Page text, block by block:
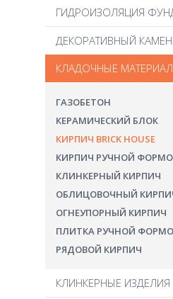
ГИДРОИЗОЛЯЦИЯ
ДЕКОРАТИВНЫЙ
КЛАДОЧНЫЕ
ГАЗОБЕТОН
КЕРАМИЧЕСКИЙ БЛОК
КИРПИЧ BRICK HOUSE
КИРПИЧ РУЧНОЙ
КЛИНКЕРНЫЙ КИРПИЧ
ОБЛИЦОВОЧНЫЙ
ОГНЕУПОРНЫЙ КИРПИЧ
ПЛИТКА РУЧНОЙ
РЯДОВОЙ КИРПИЧ
КЛИНКЕРНЫЕ ИЗДЕЛИЯ